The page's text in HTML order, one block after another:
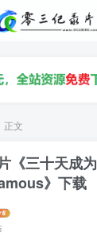
正文
《三十天成
》下载